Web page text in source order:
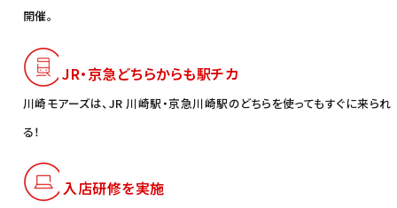
開催。
JR・京急どちらからも駅チカ
川崎モアーズは、JR 川崎駅・京急川崎駅のどちらを使ってもすぐに来られ
る！
入店研修を実施